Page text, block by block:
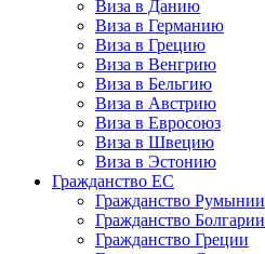
Виза в Данию
Виза в Германию
Виза в Грецию
Виза в Венгрию
Виза в Бельгию
Виза в Австрию
Виза в Евросоюз
Виза в Швецию
Виза в Эстонию
Гражданство ЕС
Гражданство Румынии
Гражданство Болгарии
Гражданство Греции